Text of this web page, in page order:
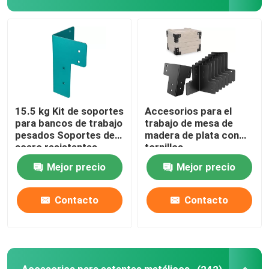
15.5 kg Kit de soportes
para bancos de trabajo
pesados Soportes de
acero resistentes
recubiertos en polvo
Mejor precio
Contacto
Accesorios para el
trabajo de mesa de
madera de plata con
tornillos
Mejor precio
Contacto